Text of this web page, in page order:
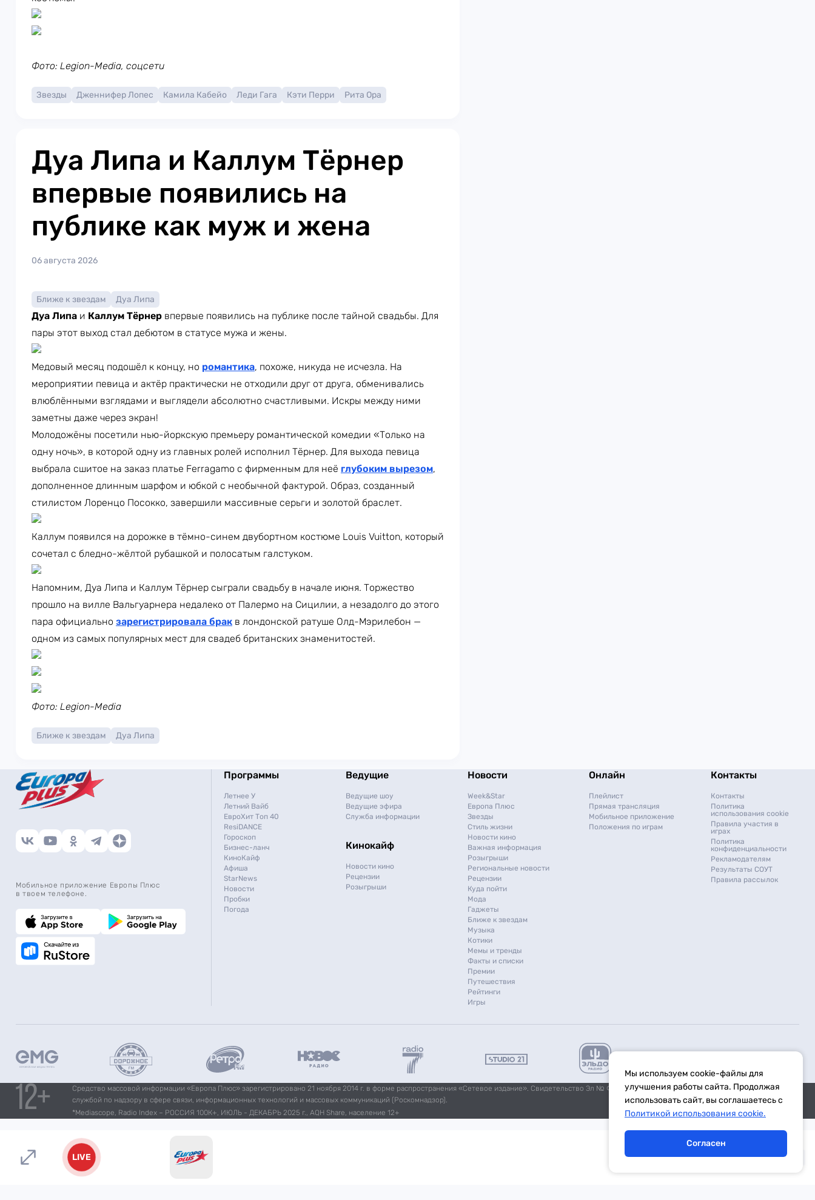
Фото: Legion-Media, соцсети
Звезды Дженнифер Лопес Камила Кабейо Леди Гага Кэти Перри Рита Ора
Дуа Липа и Каллум Тёрнер
впервые появились на
публике как муж и жена
06 августа 2026
Ближе к звездам Дуа Липа
Дуа Липа и Каллум Тёрнер впервые появились на публике после тайной свадьбы. Для
пары этот выход стал дебютом в статусе мужа и жены.
Медовый месяц подошёл к концу, но романтика, похоже, никуда не исчезла. На
мероприятии певица и актёр практически не отходили друг от друга, обменивались
влюблёнными взглядами и выглядели абсолютно счастливыми. Искры между ними
заметны даже через экран!
Молодожёны посетили нью-йоркскую премьеру романтической комедии «Только на
одну ночь», в которой одну из главных ролей исполнил Тёрнер. Для выхода певица
выбрала сшитое на заказ платье Ferragamo с фирменным для неё глубоким вырезом,
дополненное длинным шарфом и юбкой с необычной фактурой. Образ, созданный
стилистом Лоренцо Посокко, завершили массивные серьги и золотой браслет.
Каллум появился на дорожке в тёмно-синем двубортном костюме Louis Vuitton, который
сочетал с бледно-жёлтой рубашкой и полосатым галстуком.
Напомним, Дуа Липа и Каллум Тёрнер сыграли свадьбу в начале июня. Торжество
прошло на вилле Вальгуарнера недалеко от Палермо на Сицилии, а незадолго до этого
пара официально зарегистрировала брак в лондонской ратуше Олд-Мэрилебон —
одном из самых популярных мест для свадеб британских знаменитостей.
Фото: Legion-Media
Ближе к звездам Дуа Липа
Мобильное приложение Европы Плюс
в твоем телефоне.
Программы
Летнее У
Летний Вайб
ЕвроХит Топ 40
ResiDANCE
Гороскоп
Бизнес-ланч
КиноКайф
Афиша
StarNews
Новости
Пробки
Погода
Ведущие
Ведущие шоу
Ведущие эфира
Служба информации
Кинокайф
Новости кино
Рецензии
Розыгрыши
Новости
Week&Star
Европа Плюс
Звезды
Стиль жизни
Новости кино
Важная информация
Розыгрыши
Региональные новости
Рецензии
Куда пойти
Мода
Гаджеты
Ближе к звездам
Музыка
Котики
Мемы и тренды
Факты и списки
Премии
Путешествия
Рейтинги
Игры
Онлайн
Плейлист
Прямая трансляция
Мобильное приложение
Положения по играм
Контакты
Контакты
Политика
использования cookie
Правила участия в
играх
Политика
конфиденциальности
Рекламодателям
Результаты СОУТ
Правила рассылок
Средство массовой информации «Европа Плюс» зарегистрировано 21 ноября 2014 г. в форме распространения «Сетевое издание». Свидетельство Эл № ФС77-59972 от 21.11.2014 выдано Федеральной
службой по надзору в сфере связи, информационных технологий и массовых коммуникаций (Роскомнадзор).
*Mediascope, Radio Index – РОССИЯ 100К+, ИЮЛЬ - ДЕКАБРЬ 2025 г., AQH Share, население 12+
LIVE
Мы используем cookie-файлы для
улучшения работы сайта. Продолжая
использовать сайт, вы соглашаетесь с
Политикой использования cookie.
Согласен